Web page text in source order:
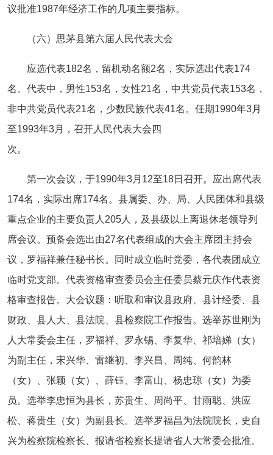
议批准1987年经济工作的几项主要指标。
（六）思茅县第六届人民代表大会
应选代表182名，留机动名额2名，实际选出代表174
名。代表中，男性153名，女性21名，中共党员代表153名，
非中共党员代表21名，少数民族代表41名。任期1990年3月
至1993年3月，召开人民代表大会四
次。
第一次会议，于1990年3月12至18日召开。应出席代表
174名，实际出席174名。县属委、办、局、人民团体和县级
重点企业的主要负责人205人，及县级以上离退休老领导列
席会议。预备会选出由27名代表组成的大会主席团主持会
议，罗福祥兼任秘书长。同时成立临时党委，各代表团成立
临时党支部。代表资格审查委员会主任委员蔡元庆作代表资
格审查报告。大会议题：听取和审议县政府、县计经委、县
财政、县人大、县法院、县检察院工作报告。选举苏世刚为
人大常委会主任，罗福祥、罗永锡、李复华、祁培娣（女）
为副主任，宋兴华、雷继初、李兴昌、周纯、何韵林
（女）、张颖（女）、薛钰、李富山、杨忠琼（女）为委
员。选举李忠恒为县长，苏贵生、周尚平、甘雨聪、洪应
松、蒋贵生（女）为副县长。选举罗福昌为法院院长，史自
兴为检察院检察长、报请省检察长提请省人大常委会批准。